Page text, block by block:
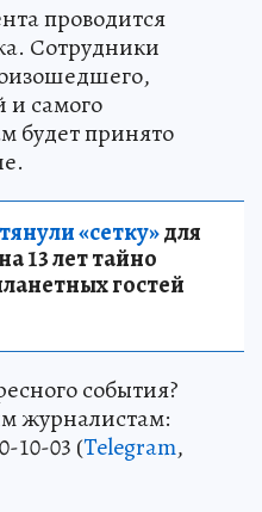
проводится
Сотрудники
и самого
будет принято
«сетку»для
13 лет тайно
гостей
события?
журналистам:
10-03 (Telegram,